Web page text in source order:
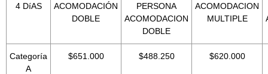
4 DíAS
ACOMODACIÓN
DOBLE
PERSONA
ACOMODACION
DOBLE
ACOMODACION
MULTIPLE
Categoría
A
$651.000 $488.250 $620.000